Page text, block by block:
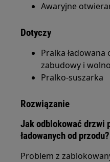
Awaryjne
Dotyczy
Pralka
zabudowy i
Pralko-suszarka
Rozwiązanie
Jak odblokować drzwi
ładowanych od przodu?
Problem z